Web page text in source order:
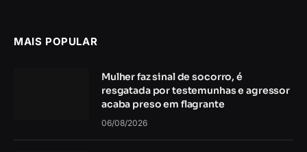
MAIS POPULAR
Mulher faz sinal de socorro, é
resgatada por testemunhas e agressor
acaba preso em flagrante
06/08/2026